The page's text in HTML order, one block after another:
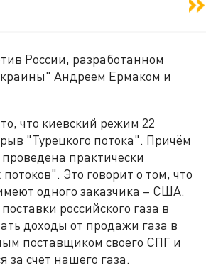
России, разработанном
Андреем Ермаком и
что киевский режим 22
"Турецкого потока". Причём
практически
Это говорит о том, что
одного заказчика – США.
российского газа в
доходы от продажи газа в
поставщиком своего СПГ и
за счёт нашего газа.